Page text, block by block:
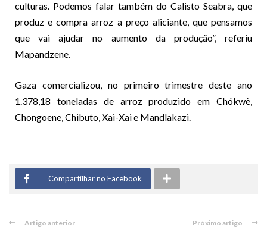
culturas. Podemos falar também do Calisto Seabra, que
produz e compra arroz a preço aliciante, que pensamos
que vai ajudar no aumento da produção”, referiu
Mapandzene.
Gaza comercializou, no primeiro trimestre deste ano
1.378,18 toneladas de arroz produzido em Chókwè,
Chongoene, Chibuto, Xai-Xai e Mandlakazi.
Compartilhar no Facebook
Artigo anterior Próximo artigo